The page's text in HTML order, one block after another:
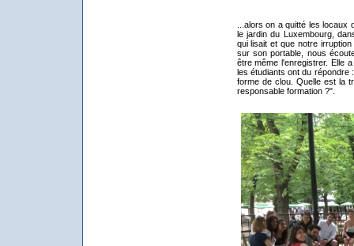
...alors on a quitté les
le jardin du Luxembourg,
qui lisait et que notre
sur son portable, nous
être même l'enregistrer. Elle
les étudiants ont du répondre
forme de clou. Quelle est la
responsable formation ?".